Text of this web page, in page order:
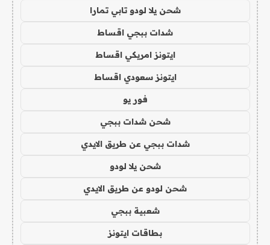
شحن يلا لودو تابي تمارا
شدات ببجي اقساط
ايتونز امريكي اقساط
ايتونز سعودي اقساط
فور يو
شحن شدات ببجي
شدات ببجي عن طريق الايدي
شحن يلا لودو
شحن لودو عن طريق الايدي
شعبية ببجي
بطاقات ايتونز